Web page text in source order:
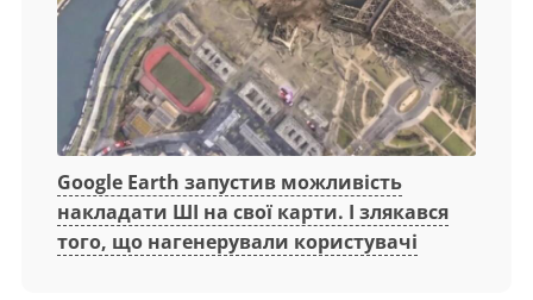
Google Earth запустив можливість
накладати ШІ на свої карти. І злякався
того, що нагенерували користувачі